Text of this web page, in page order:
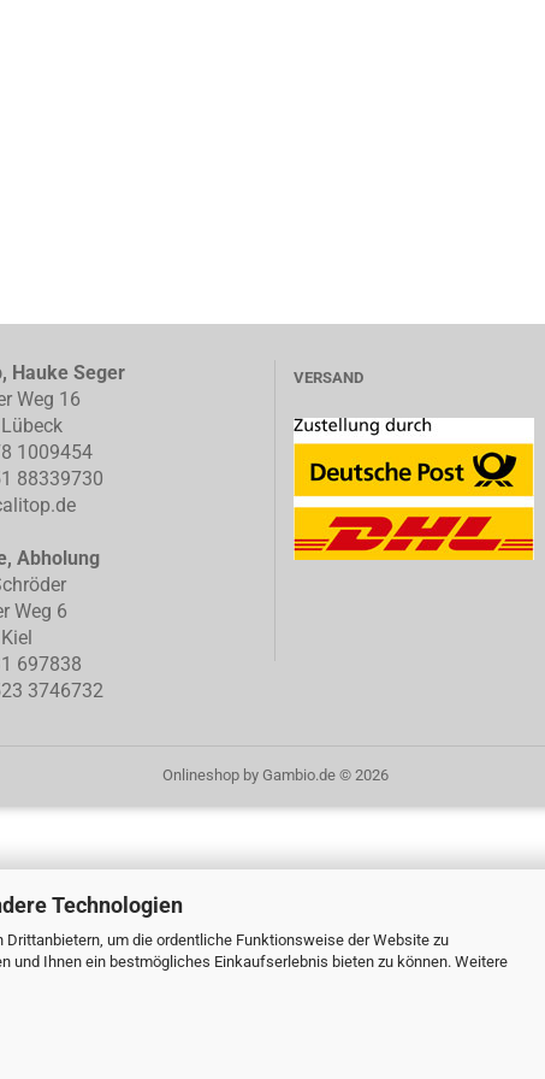
Technologien
um die ordentliche Funktionsweise der Website zu
und Ihnen ein bestmögliches Einkaufserlebnis bieten zu können. Weitere
Hauke Seger
Weg 16
1009454
88339730
Abholung
Weg 6
697838
3746732
VERSAND
Onlineshop by Gambio.de © 2026